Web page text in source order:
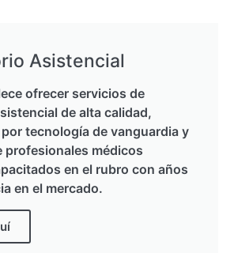
Asistencial
ofrecer servicios de
de alta calidad,
tecnología de vanguardia y
profesionales médicos
en el rubro con años
en el mercado.